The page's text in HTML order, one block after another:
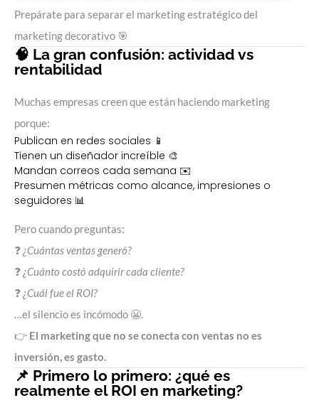
Prepárate para separar el marketing estratégico del
marketing decorativo 🎯
🧠 La gran confusión: actividad vs
rentabilidad
Muchas empresas creen que están haciendo marketing
porque:
Publican en redes sociales 📱
Tienen un diseñador increíble 🎨
Mandan correos cada semana ✉️
Presumen métricas como alcance, impresiones o
seguidores 📊
Pero cuando preguntas:
❓ ¿Cuántas ventas generó?
❓ ¿Cuánto costó adquirir cada cliente?
❓ ¿Cuál fue el ROI?
…el silencio es incómodo 😬.
👉 El marketing que no se conecta con ventas no es
inversión, es gasto.
📌 Primero lo primero: ¿qué es
realmente el ROI en marketing?